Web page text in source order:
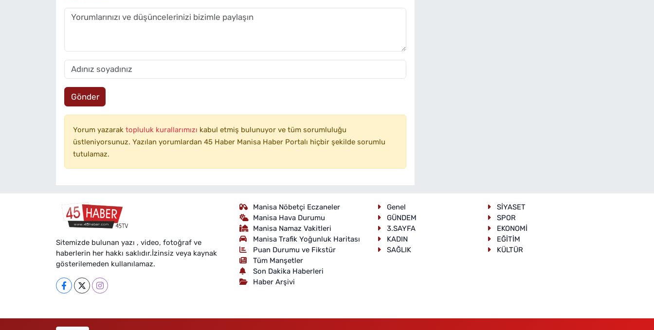
Gönder
Yorum yazarak topluluk kurallarımızı kabul etmiş bulunuyor ve tüm sorumluluğu
üstleniyorsunuz. Yazılan yorumlardan 45 Haber Manisa Haber Portalı hiçbir şekilde sorumlu
tutulamaz.
Sitemizde bulunan yazı , video, fotoğraf ve
haberlerin her hakkı saklıdır.İzinsiz veya kaynak
gösterilemeden kullanılamaz.
Manisa Nöbetçi Eczaneler
Manisa Hava Durumu
Manisa Namaz Vakitleri
Manisa Trafik Yoğunluk Haritası
Puan Durumu ve Fikstür
Tüm Manşetler
Son Dakika Haberleri
Haber Arşivi
Genel
SİYASET
GÜNDEM
SPOR
3.SAYFA
EKONOMİ
KADIN
EĞİTİM
SAĞLIK
KÜLTÜR